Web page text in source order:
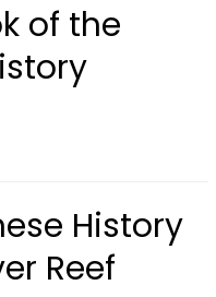
of the
History
Reef